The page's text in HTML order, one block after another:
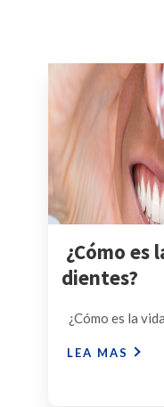
¿Cómo es
dientes?
¿Cómo es la
LEA MAS